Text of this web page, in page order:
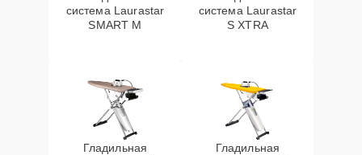
система Laurastar
SMART M
система Laurastar
S XTRA
Гладильная
Гладильная